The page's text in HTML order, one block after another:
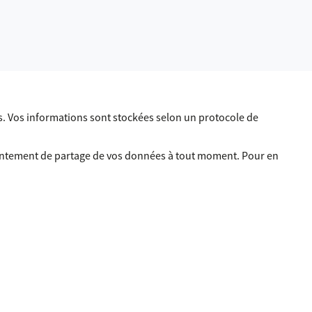
Vos informations sont stockées selon un protocole de
de partage de vos données à tout moment. Pour en